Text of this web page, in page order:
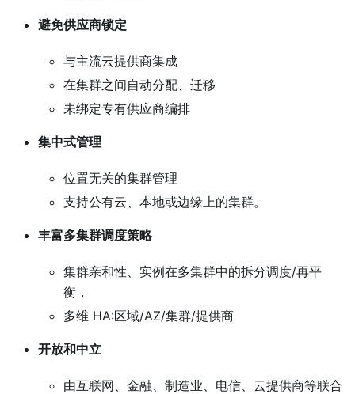
避免供应商锁定
与主流云提供商集成
在集群之间自动分配、迁移
未绑定专有供应商编排
集中式管理
位置无关的集群管理
支持公有云、本地或边缘上的集群。
丰富多集群调度策略
集群亲和性、实例在多集群中的拆分调度/再平
衡，
多维 HA:区域/AZ/集群/提供商
开放和中立
由互联网、金融、制造业、电信、云提供商等联合